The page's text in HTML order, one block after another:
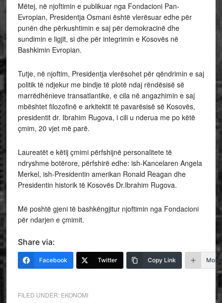
Mëtej, në njoftimin e publikuar nga Fondacioni Pan-
Evropian, Presidentja Osmani është vlerësuar edhe për
punën dhe përkushtimin e saj për demokracinë dhe
sundimin e ligjit, si dhe për integrimin e Kosovës në
Bashkimin Evropian.
Tutje, në njoftim, Presidentja vlerësohet për qëndrimin e saj
politik të ndjekur me bindje të plotë ndaj rëndësisë së
marrëdhënieve transatlantike, e cila në angazhimin e saj
mbështet filozofinë e arkitektit të pavarësisë së Kosovës,
presidentit dr. Ibrahim Rugova, i cili u nderua me po këtë
çmim, 20 vjet më parë.
Laureatët e këtij çmimi përfshijnë personalitete të
ndryshme botërore, përfshirë edhe: ish-Kancelaren Angela
Merkel, ish-Presidentin amerikan Ronald Reagan dhe
Presidentin historik të Kosovës Dr.Ibrahim Rugova.
Më poshtë gjeni të bashkëngjitur njoftimin nga Fondacioni
për ndarjen e çmimit.
Share via:
Facebook Twitter Copy Link More
FILED UNDER: EKONOMI